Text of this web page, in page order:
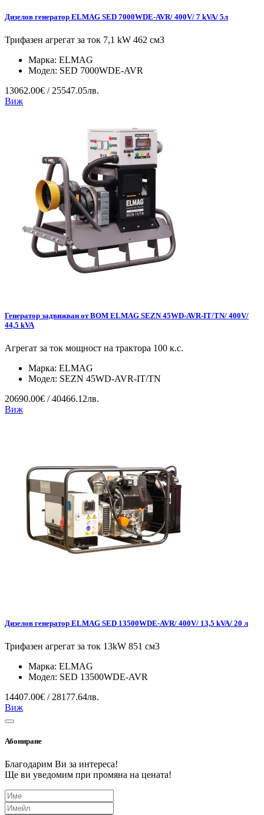
Дизелов генератор ELMAG SED 7000WDE-AVR/ 400V/ 7 kVA/ 5л
Трифазен агрегат за ток 7,1 kW 462 см3
Марка: ELMAG
Модел: SED 7000WDE-AVR
13062.00€ / 25547.05лв.
Виж
Генератор задвижван от ВОМ ELMAG SEZN 45WD-AVR-IT/TN/ 400V/
44,5 kVA
Агрегат за ток мощност на трактора 100 к.с.
Марка: ELMAG
Модел: SEZN 45WD-AVR-IT/TN
20690.00€ / 40466.12лв.
Виж
Дизелов генератор ELMAG SED 13500WDE-AVR/ 400V/ 13,5 kVA/ 20 л
Трифазен агрегат за ток 13kW 851 см3
Марка: ELMAG
Модел: SED 13500WDE-AVR
14407.00€ / 28177.64лв.
Виж
Абониране
Благодарим Ви за интереса!
Ще ви уведомим при промяна на цената!